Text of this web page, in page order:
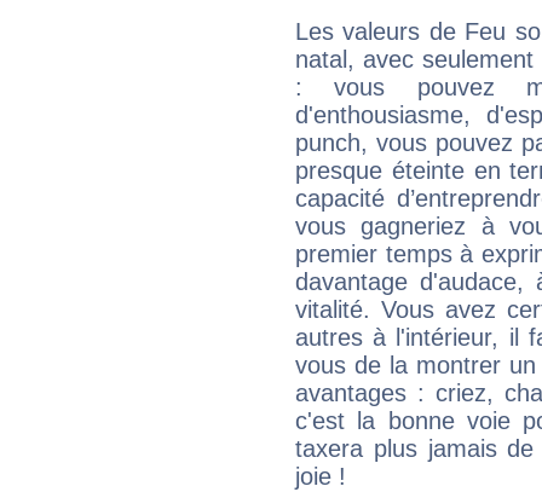
Les valeurs de Feu
natal, avec
: vous pouvez
d'enthousiasme,
punch, vous pouvez
presque éteinte en
capacité
vous gagneriez à
premier temps à
davantage
vitalité. Vous avez
autres à l'intérieur, il
vous de la montrer
avantages : criez,
c'est la bonne voie
taxera plus jamais
joie !